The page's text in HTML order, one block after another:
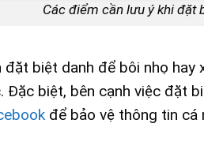
Các điểm cần lưu ý khi đặt
đặt biệt danh để bôi nhọ
biệt, bên cạnh việc đặt
để bảo vệ thông tin cá